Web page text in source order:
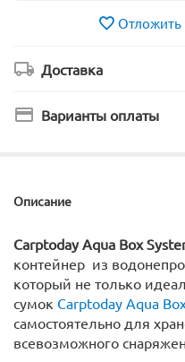
Отложить
Доставка
Варианты оплаты
Описание
Carptoday Aqua Box
контейнер из
который не только
сумок Carptoday Aqua
самостоятельно для
всевозможного